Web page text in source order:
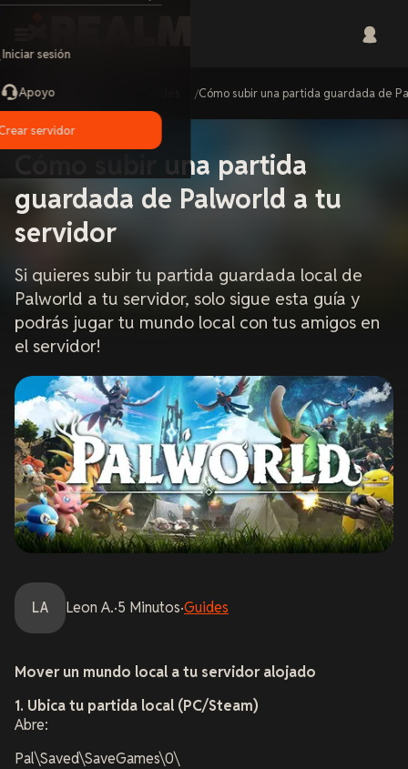
Iniciar sesión
Apoyo
servidor
Cómo subir una partida guardada de
Cómo subir una partida
guardada de Palworld a tu
servidor
Si quieres subir tu partida guardada local de
Palworld a tu servidor, solo sigue esta guía y
podrás jugar tu mundo local con tus amigos en
el servidor!
LA Leon A.·5 Minutos·Guides
Mover un mundo local a tu servidor alojado
1. Ubica tu partida local (PC/Steam)
Abre:
Pal\Saved\SaveGames\0\